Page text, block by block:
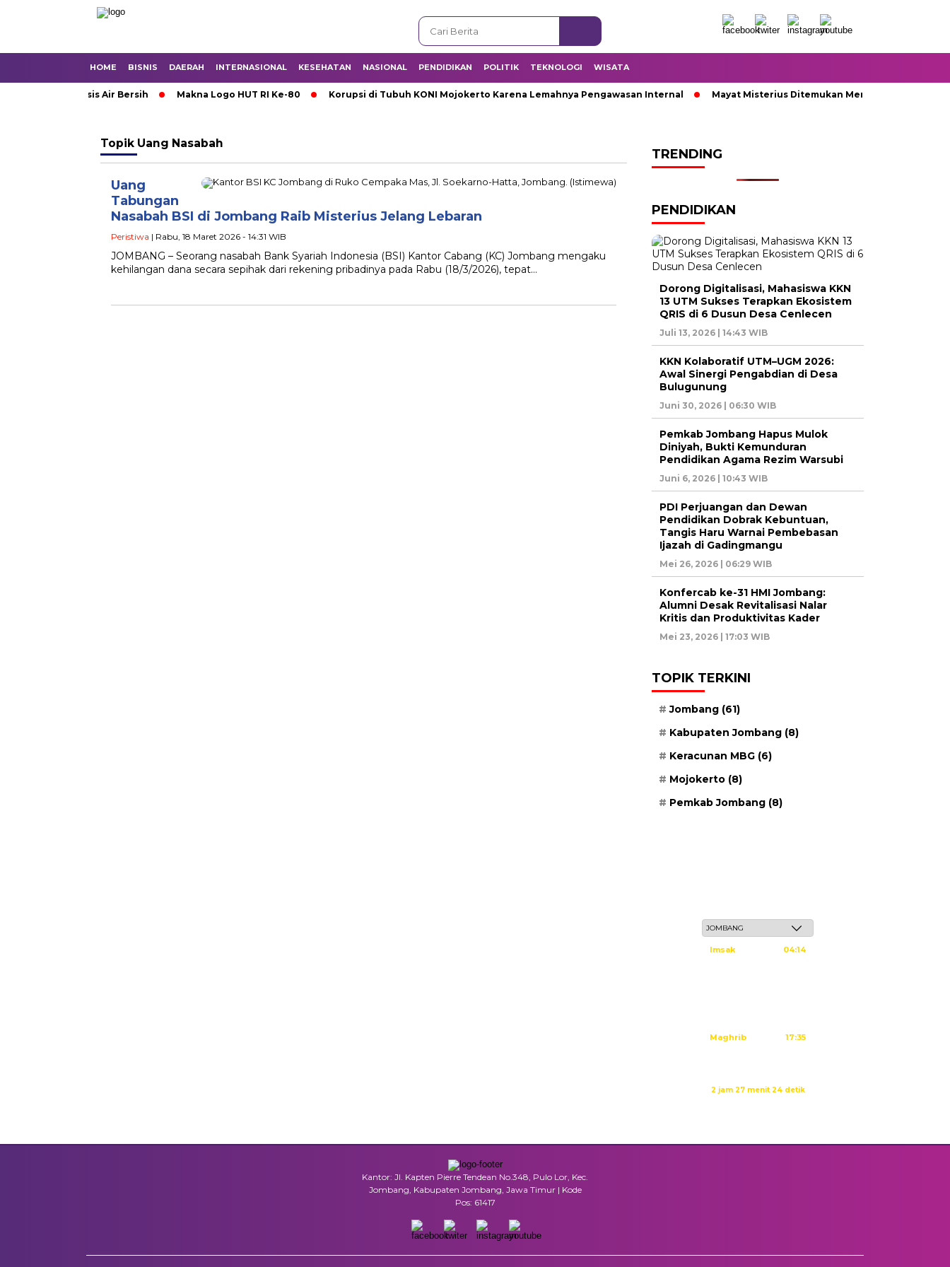
HOME BISNIS DAERAH INTERNASIONAL KESEHATAN NASIONAL PENDIDIKAN POLITIK TEKNOLOGI WISATA
Mojokerto Krisis Air Bersih Makna Logo HUT RI Ke-80 Korupsi di Tubuh KONI Mojokerto Karena Lemahnya Pengawasan Internal Mayat Misterius Ditemukan Membusuk di Dalam
Topik Uang Nasabah
Uang
Tabungan
Nasabah BSI di Jombang Raib Misterius Jelang Lebaran
Peristiwa | Rabu, 18 Maret 2026 - 14:31 WIB
JOMBANG – Seorang nasabah Bank Syariah Indonesia (BSI) Kantor Cabang (KC) Jombang mengaku
kehilangan dana secara sepihak dari rekening pribadinya pada Rabu (18/3/2026), tepat…
TRENDING
PENDIDIKAN
Dorong Digitalisasi, Mahasiswa KKN
13 UTM Sukses Terapkan Ekosistem
QRIS di 6 Dusun Desa Cenlecen
Juli 13, 2026 | 14:43 WIB
KKN Kolaboratif UTM–UGM 2026:
Awal Sinergi Pengabdian di Desa
Bulugunung
Juni 30, 2026 | 06:30 WIB
Pemkab Jombang Hapus Mulok
Diniyah, Bukti Kemunduran
Pendidikan Agama Rezim Warsubi
Juni 6, 2026 | 10:43 WIB
PDI Perjuangan dan Dewan
Pendidikan Dobrak Kebuntuan,
Tangis Haru Warnai Pembebasan
Ijazah di Gadingmangu
Mei 26, 2026 | 06:29 WIB
Konfercab ke-31 HMI Jombang:
Alumni Desak Revitalisasi Nalar
Kritis dan Produktivitas Kader
Mei 23, 2026 | 17:03 WIB
TOPIK TERKINI
Jombang (61)
Kabupaten Jombang (8)
Keracunan MBG (6)
Mojokerto (8)
Pemkab Jombang (8)
Imsak 04:14
Maghrib 17:35
2 jam 27 menit 23 detik
Kantor: Jl. Kapten Pierre Tendean No.348, Pulo Lor, Kec.
Jombang, Kabupaten Jombang, Jawa Timur | Kode
Pos: 61417